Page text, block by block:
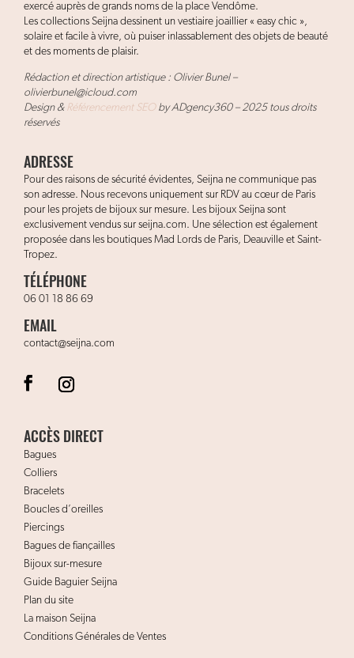
exercé auprès de grands noms de la place Vendôme.
Les collections Seijna dessinent un vestiaire joaillier « easy chic »,
solaire et facile à vivre, où puiser inlassablement des objets de beauté
et des moments de plaisir.
Rédaction et direction artistique : Olivier Bunel –
olivierbunel@icloud.com
Design & Référencement SEOby ADgency360 – 2025 tous droits
réservés
ADRESSE
Pour des raisons de sécurité évidentes, Seijna ne communique pas
son adresse. Nous recevons uniquement sur RDV au cœur de Paris
pour les projets de bijoux sur mesure. Les bijoux Seijna sont
exclusivement vendus sur seijna.com. Une sélection est également
proposée dans les boutiques Mad Lords de Paris, Deauville et Saint-
Tropez.
TÉLÉPHONE
06 01 18 86 69
EMAIL
contact@seijna.com
ACCÈS DIRECT
Bagues
Colliers
Bracelets
Boucles d’oreilles
Piercings
Bagues de fiançailles
Bijoux sur-mesure
Guide Baguier Seijna
Plan du site
La maison Seijna
Conditions Générales de Ventes